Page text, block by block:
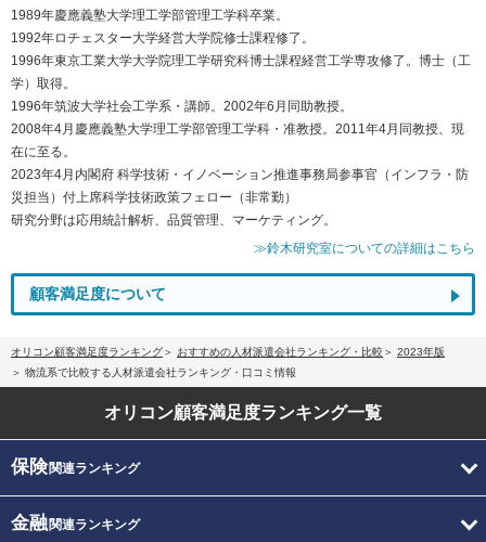
1989年慶應義塾大学理工学部管理工学科卒業。
1992年ロチェスター大学経営大学院修士課程修了。
1996年東京工業大学大学院理工学研究科博士課程経営工学専攻修了。博士（工
学）取得。
1996年筑波大学社会工学系・講師。2002年6月同助教授。
2008年4月慶應義塾大学理工学部管理工学科・准教授。2011年4月同教授、現
在に至る。
2023年4月内閣府 科学技術・イノベーション推進事務局参事官（インフラ・防
災担当）付上席科学技術政策フェロー（非常勤）
研究分野は応用統計解析、品質管理、マーケティング。
≫鈴木研究室についての詳細はこちら
顧客満足度について
オリコン顧客満足度ランキング おすすめの人材派遣会社ランキング・比較
2023年版
物流系で比較する人材派遣会社ランキング・口コミ情報
オリコン顧客満足度ランキング一覧
保険関連ランキング
金融関連ランキング